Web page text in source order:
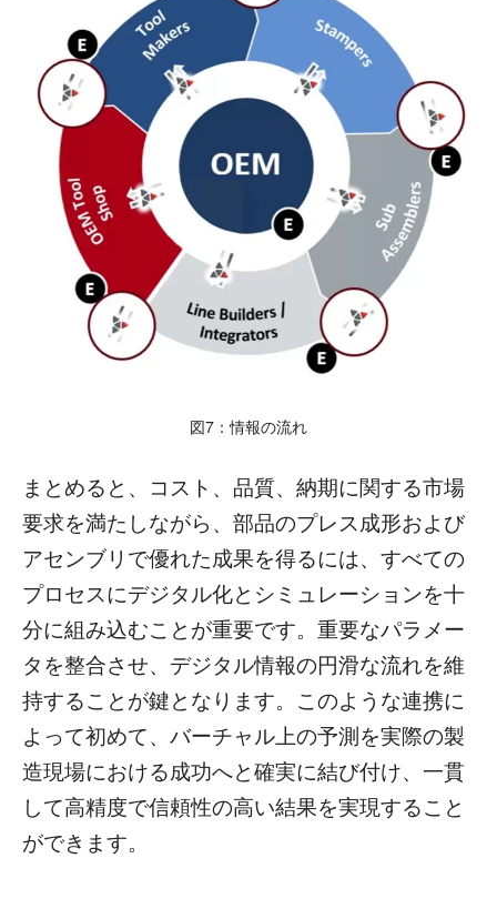
図7：情報の流れ
まとめると、コスト、品質、納期に関する市場
要求を満たしながら、部品のプレス成形および
アセンブリで優れた成果を得るには、すべての
プロセスにデジタル化とシミュレーションを十
分に組み込むことが重要です。重要なパラメー
タを整合させ、デジタル情報の円滑な流れを維
持することが鍵となります。このような連携に
よって初めて、バーチャル上の予測を実際の製
造現場における成功へと確実に結び付け、一貫
して高精度で信頼性の高い結果を実現すること
ができます。